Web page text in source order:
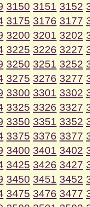
3150 3151 3152
3175 3176 3177
3200 3201 3202
3225 3226 3227
3250 3251 3252
3275 3276 3277
3300 3301 3302
3325 3326 3327
3350 3351 3352
3375 3376 3377
3400 3401 3402
3425 3426 3427
3450 3451 3452
3475 3476 3477